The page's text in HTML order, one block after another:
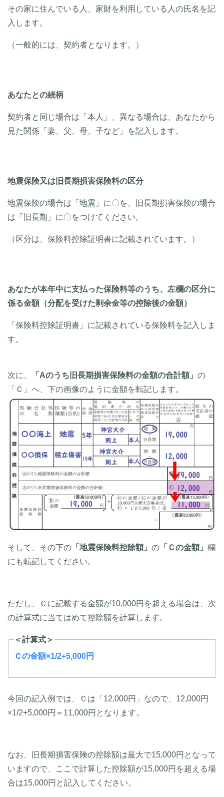
その家に住んでいる人、家財を利用している人の氏名を記
入します。
（一般的には、契約者となります。）
あなたとの続柄
契約者と同じ場合は「本人」、異なる場合は、あなたから
見た関係「妻、父、母、子など」を記入します。
地震保険又は旧長期損害保険料の区分
地震保険の場合は「地震」に〇を、旧長期損害保険の場合
は「旧長期」に〇をつけてください。
（区分は、保険料控除証明書に記載されています。）
あなたが本年中に支払った保険料等のうち、左欄の区分に
係る金額（分配を受けた剰余金等の控除後の金額）
「保険料控除証明書」に記載されている保険料を記入しま
す。
次に、 「Aのうち旧長期損害保険料の金額の合計額」 の
「Ｃ」へ、下の画像のように金額を転記します。
そして、その下の 「地震保険料控除額」 の 「Ｃの金額」 欄
にも転記してください。
ただし、Ｃに記載する金額が10,000円を超える場合は、次
の計算式に当てはめて控除額を計算します。
＜計算式＞
Ｃの金額×1/2+5,000円
今回の記入例では、Ｃは「12,000円」なので、12,000円
×1/2+5,000円＝11,000円となります。
なお、旧長期損害保険の控除額は最大で15,000円となって
いますので、ここで計算した控除額が15,000円を超える場
合は15,000円と記入してください。